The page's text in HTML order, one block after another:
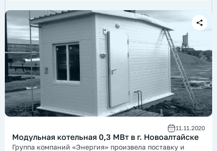
11.11.2020
Модульная котельная 0,3 МВт в г. Новоалтайске
Группа компаний «Энергия» произвела поставку и